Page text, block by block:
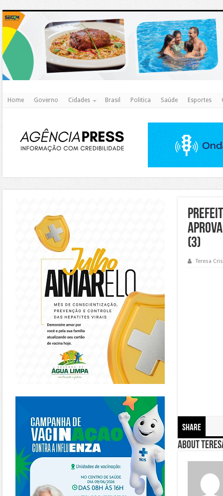
Home Governo Cidades Brasil Politica Saúde Esportes
(3)
Teresa
Share
About
https://piracanjuba.go.gov.br/